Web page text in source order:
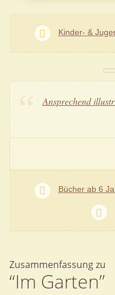
Kinder- &
Ansprechend
Bücher ab 6
Zusammenfassung zu
“Im Garten”